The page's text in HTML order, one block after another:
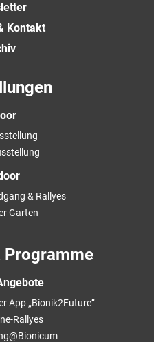
Kontakt
& Rallyes
Garten
Programme
App „Bionik2Future“
Rallyes